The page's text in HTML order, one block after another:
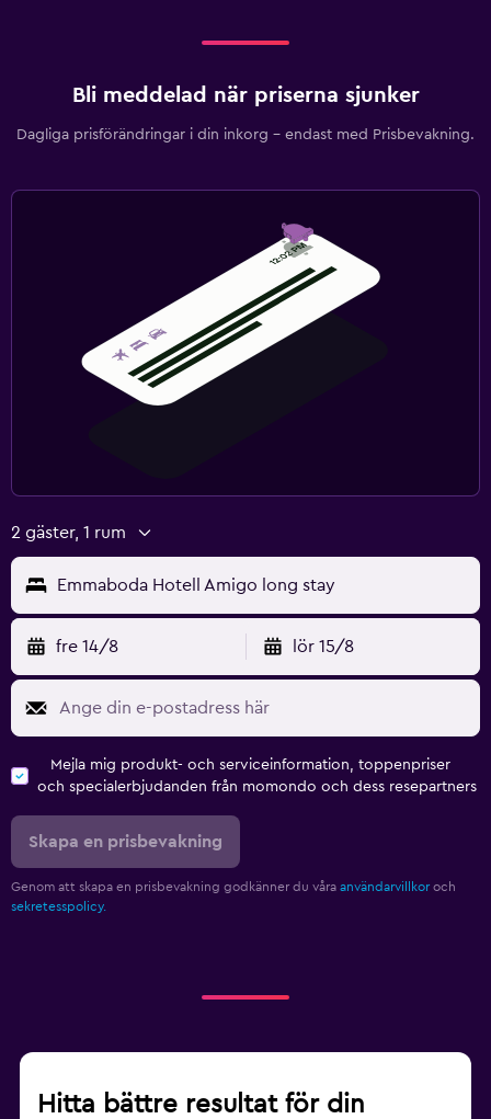
Parkering och transport
Gratis parkering
Privat parkering
Familjevänligt
Barnsängar tillgängliga
Höga barnstolar
Fitness
Bastu
Bli meddelad när priserna sjunker
Dagliga prisförändringar i din inkorg – endast med Prisbevakning.
2 gäster, 1 rum
Emmaboda Hotell Amigo long stay
fre 14/8 lör 15/8
Mejla mig produkt- och serviceinformation, toppenpriser
och specialerbjudanden från momondo och dess resepartners
Skapa en prisbevakning
Genom att skapa en prisbevakning godkänner du våra användarvillkor och
sekretesspolicy.
Hitta bättre resultat för din